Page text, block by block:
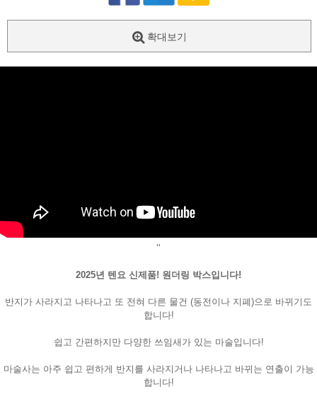
페이코 ID로
PAYCO 바로
확대보기
''
2025년 텐요 신제품! 원더링 박스입니다!
반지가 사라지고 나타나고 또 전혀 다른 물건 (동전이나 지폐)으로 바뀌기도
합니다!
쉽고 간편하지만 다양한 쓰임새가 있는 마술입니다!
마술사는 아주 쉽고 편하게 반지를 사라지거나 나타나고 바뀌는 연출이 가능
합니다!